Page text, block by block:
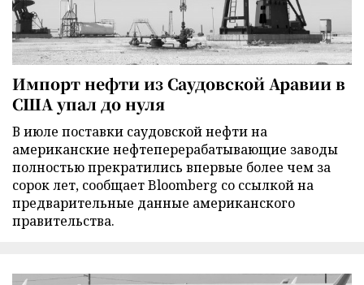
Импорт нефти из Саудовской Аравии в
США упал до нуля
В июле поставки саудовской нефти на
американские нефтеперерабатывающие заводы
полностью прекратились впервые более чем за
сорок лет, сообщает Bloomberg со ссылкой на
предварительные данные американского
правительства.